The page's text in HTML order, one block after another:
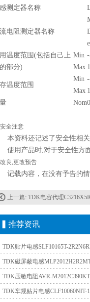
测定器名称
电阻测定器名称
温度范围(包括自己上
部分)
Min
Max
温度范围
Min
Max
Nom
安全注意
本资料还记述了安全性相
使用产品时,对于安全性方
改良,更改预告
记载内容，在没有予告的
上一篇: TDK电容代理
推荐资讯
TDK贴片电感SLF10165T-
TDK磁屏蔽电感
TDK压敏电阻AVR-